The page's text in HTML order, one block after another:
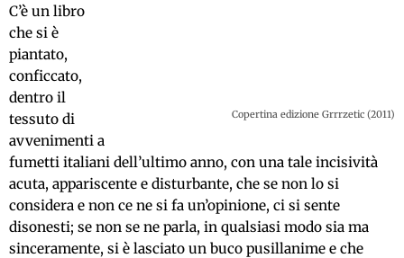
Copertina edizione Grrrzetic (2011)
C’è un libro
che si è
piantato,
conficcato,
dentro il
tessuto di
avvenimenti a
fumetti italiani dell’ultimo anno, con una tale incisività
acuta, appariscente e disturbante, che se non lo si
considera e non ce ne si fa un’opinione, ci si sente
disonesti; se non se ne parla, in qualsiasi modo sia ma
sinceramente, si è lasciato un buco pusillanime e che